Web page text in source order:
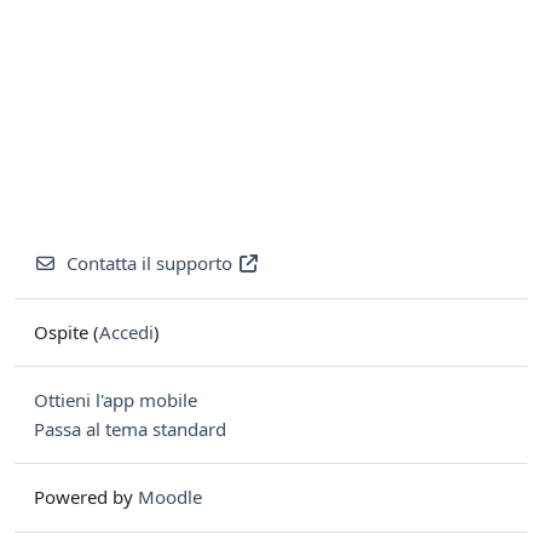
Contatta il supporto
Ospite (Accedi)
Ottieni l'app mobile
Passa al tema standard
Powered by Moodle